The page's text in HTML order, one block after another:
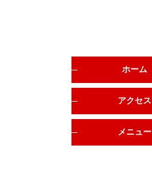
ホーム
アクセス
メニュー